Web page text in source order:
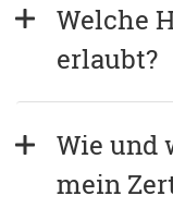
Welche
erlaubt?
Wie und
mein